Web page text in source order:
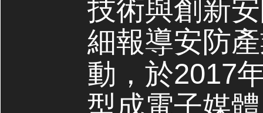
技術與創新
細報導安防
動，於2017
型成電子媒